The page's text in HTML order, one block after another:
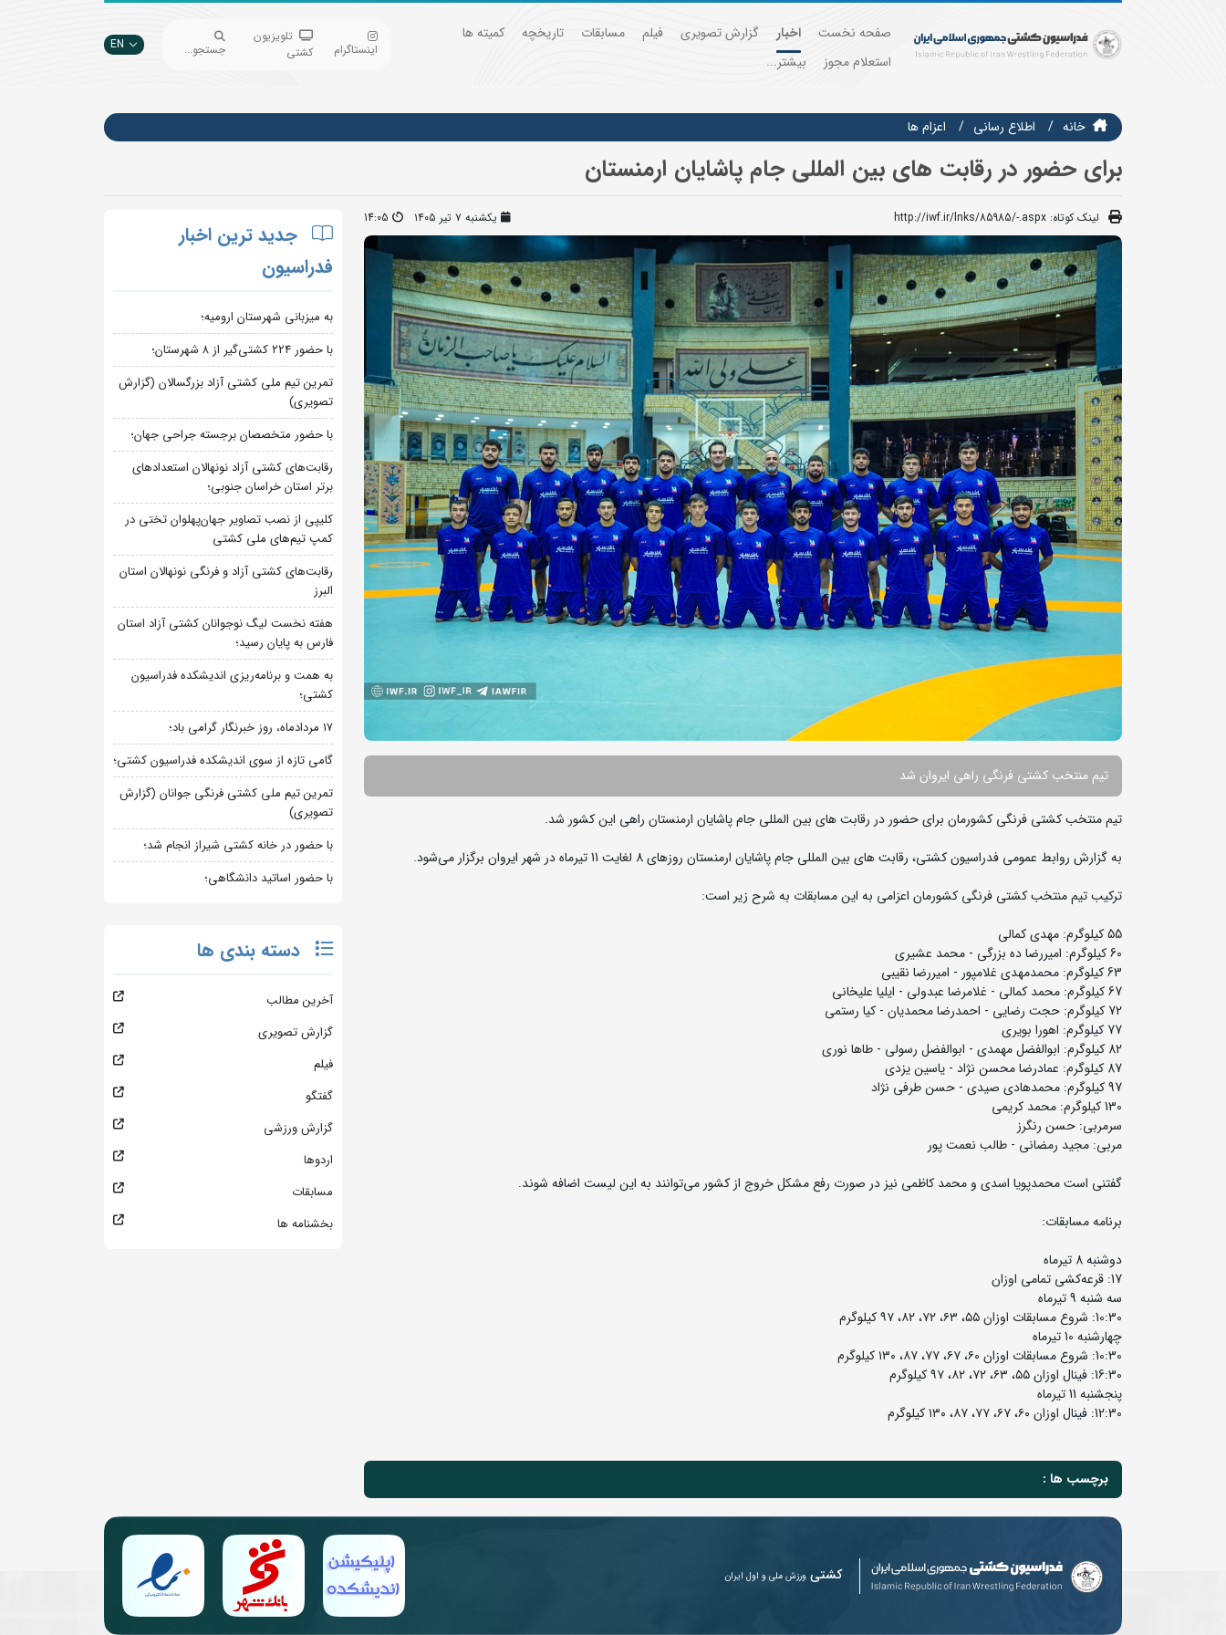
صفحه نخست اخبار گزارش تصویری فیلم مسابقات تاریخچه
کمیته ها
استعلام مجوز
بیشتر...
اینستاگرام
تلویزیون
کشتی
جستجو... EN
خانه اطلاع رسانی اعزام ها
برای حضور در رقابت های بین المللی جام پاشایان ارمنستان
لینک کوتاه: http://iwf.ir/lnks/85985/-.aspx یکشنبه ۷ تیر ۱۴۰۵ 14:05
تیم منتخب کشتی فرنگی راهی ایروان شد
تیم منتخب کشتی فرنگی کشورمان برای حضور در رقابت های بین المللی جام پاشایان ارمنستان راهی این کشور شد.
به گزارش روابط عمومی فدراسیون کشتی، رقابت های بین المللی جام پاشایان ارمنستان روزهای 8 لغایت 11 تیرماه در شهر ایروان برگزار می‌شود.
ترکیب تیم منتخب کشتی فرنگی کشورمان اعزامی به این مسابقات به شرح زیر است:
55 کیلوگرم: مهدی کمالی
60 کیلوگرم: امیررضا ده بزرگی - محمد عشیری
63 کیلوگرم: محمدمهدی غلامپور - امیررضا نقیبی
67 کیلوگرم: محمد کمالی - غلامرضا عبدولی - ایلیا علیخانی
72 کیلوگرم: حجت رضایی - احمدرضا محمدیان - کیا رستمی
77 کیلوگرم: اهورا بویری
82 کیلوگرم: ابوالفضل مهمدی - ابوالفضل رسولی - طاها نوری
87 کیلوگرم: عمادرضا محسن نژاد - یاسین یزدی
97 کیلوگرم: محمدهادی صیدی - حسن طرفی نژاد
130 کیلوگرم: محمد کریمی
سرمربی: حسن رنگرز
مربی: مجید رمضانی - طالب نعمت پور
گفتنی است محمدپویا اسدی و محمد کاظمی نیز در صورت رفع مشکل خروج از کشور می‌توانند به این لیست اضافه شوند.
برنامه مسابقات:
دوشنبه 8 تیرماه
17: قرعه‌کشی تمامی اوزان
سه شنبه 9 تیرماه
10:30: شروع مسابقات اوزان ۵۵، ۶۳، ۷۲، ۸۲، ۹۷ کیلوگرم
چهارشنبه 10 تیرماه
10:30: شروع مسابقات اوزان ۶۰، ۶۷، ۷۷، ۸۷، ۱۳۰ کیلوگرم
16:30: فینال اوزان ۵۵، ۶۳، ۷۲، ۸۲، ۹۷ کیلوگرم
پنجشنبه 11 تیرماه
12:30: فینال اوزان ۶۰، ۶۷، ۷۷، ۸۷، ۱۳۰ کیلوگرم
برچسب ها :
جدید ترین اخبار
فدراسیون
به میزبانی شهرستان ارومیه؛
با حضور ۲۲۴ کشتی‌گیر از ۸ شهرستان؛
تمرین تیم ملی کشتی آزاد بزرگسالان (گزارش
تصویری)
با حضور متخصصان برجسته جراحی جهان؛
رقابت‌های کشتی آزاد نونهالان استعدادهای
برتر استان خراسان جنوبی؛
کلیپی از نصب تصاویر جهان‌پهلوان تختی در
کمپ تیم‌های ملی کشتی
رقابت‌های کشتی آزاد و فرنگی نونهالان استان
البرز
هفته نخست لیگ نوجوانان کشتی آزاد استان
فارس به پایان رسید؛
به همت و برنامه‌ریزی اندیشکده فدراسیون
کشتی؛
۱۷ مردادماه، روز خبرنگار گرامی باد؛
گامی تازه از سوی اندیشکده فدراسیون کشتی؛
تمرین تیم ملی کشتی فرنگی جوانان (گزارش
تصویری)
با حضور در خانه کشتی شیراز انجام شد؛
با حضور اساتید دانشگاهی؛
دسته بندی ها
آخرین مطالب
گزارش تصویری
فیلم
گفتگو
گزارش ورزشی
اردوها
مسابقات
بخشنامه ها
کشتی ورزش ملی و اول ایران